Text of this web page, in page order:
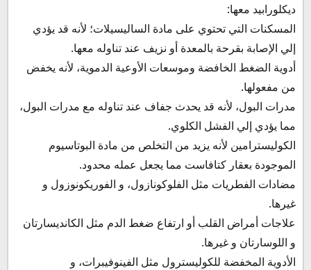
ديكلورابيد معها:
المسكنات التي تحتوي على مادة الساليسيلات؛ لأنه قد يؤدي
إلي الإصابة بقرحة بالمعدة أو نزيف عند تناوله معها.
أدوية الضغط الخافضة وموسعات الأوعية الدموية، لأنه يخفض
من مفعولها.
مدرات البول، لأنه قد يحدث جفاف عند تناوله مع مدرات البول،
مما يؤدي إلي الفشل الكلوي.
الكوليسترامين لأنه يزيد من التخلص من مادة البوتاسيوم
الموجودة بعقار كتافاست مما يجعل عمله محدود.
مضادات الفطريات مثل الفلوكونازول، و الفوريكونوزول و
غيرها.
علاجات أمراض القلب أو ارتفاع ضغط الدم مثل الكانديسارتان
و اللوسارتان و غيرها.
الأدوية المخفضة للكوليسترول مثل الفينوفيبرات، و